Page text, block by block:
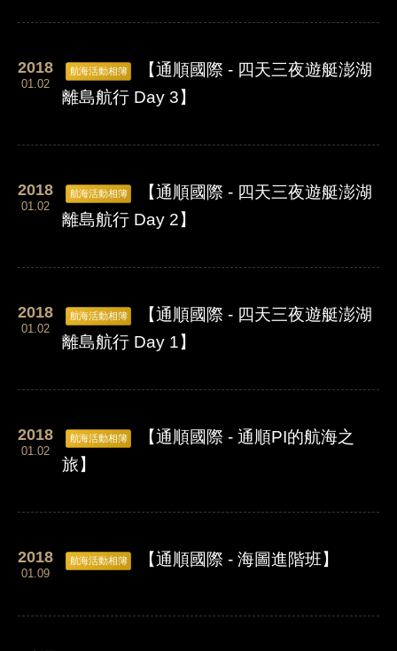
2018
01.02
航海活動相簿
【通順國際 - 四天三夜遊艇澎湖
離島航行 Day 3】
2018
01.02
航海活動相簿
【通順國際 - 四天三夜遊艇澎湖
離島航行 Day 2】
2018
01.02
航海活動相簿
【通順國際 - 四天三夜遊艇澎湖
離島航行 Day 1】
2018
01.02
航海活動相簿
【通順國際 - 通順PI的航海之
旅】
2018
01.09
航海活動相簿 【通順國際 - 海圖進階班】